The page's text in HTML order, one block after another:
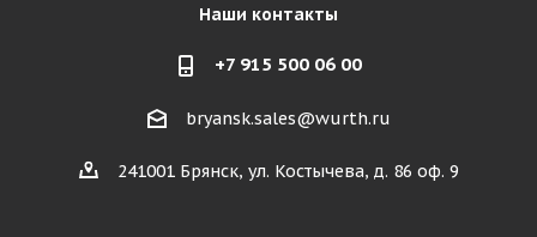
Наши контакты
+7 915 500 06 00
bryansk.sales@wurth.ru
241001 Брянск, ул. Костычева, д. 86 оф. 9